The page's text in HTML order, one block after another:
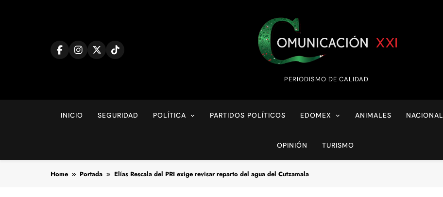
Comunicación XXI
PERIODISMO DE CALIDAD
INICIO SEGURIDAD POLÍTICA PARTIDOS POLÍTICOS EDOMEX ANIMALES NACIONAL
OPINIÓN TURISMO
Home Portada Elías Rescala del PRI exige revisar reparto del agua del Cutzamala